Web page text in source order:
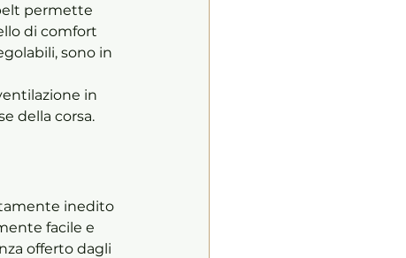
permette
di comfort
sono in
in
della corsa.
inedito
facile e
offerto dagli